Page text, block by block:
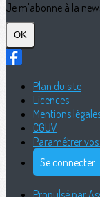
Je m'abonne à la
OK
Plan du site
Licences
Mentions
CGUV
Paramétrer
Se connecter